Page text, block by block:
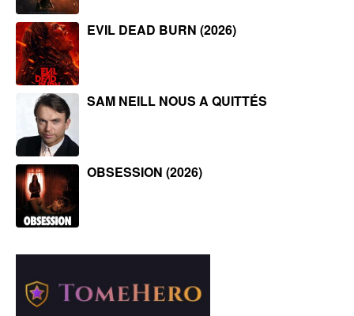
EVIL DEAD BURN (2026)
SAM NEILL NOUS A QUITTÉS
OBSESSION (2026)